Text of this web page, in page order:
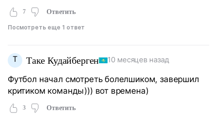
7 Ответить
Посмотреть еще 1 ответ
Т Таке Кудайберген 10 месяцев назад
Футбол начал смотреть болелшиком, завершил
критиком команды))) вот времена)
3 Ответить